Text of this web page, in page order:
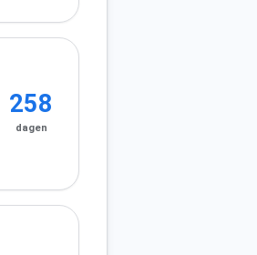
258
dagen